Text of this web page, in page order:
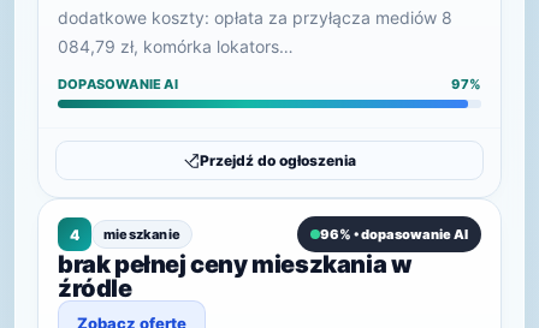
dodatkowe koszty: opłata za przyłącza mediów 8
084,79 zł, komórka lokators…
DOPASOWANIE AI 97%
Przejdź do ogłoszenia
4 mieszkanie 96% • dopasowanie AI
brak pełnej ceny mieszkania w
źródle
Zobacz ofertę